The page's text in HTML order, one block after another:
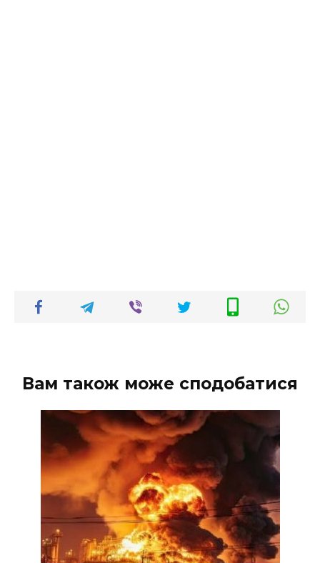
Вам також може сподобатися